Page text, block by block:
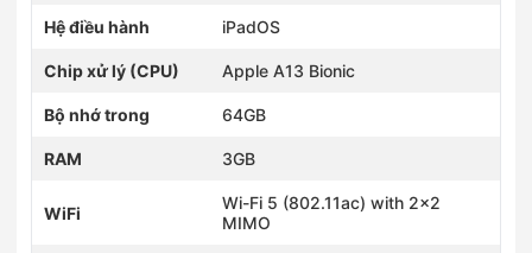
Hệ điều hành iPadOS
Chip xử lý (CPU) Apple A13 Bionic
Bộ nhớ trong 64GB
RAM 3GB
WiFi
Wi-Fi 5 (802.11ac) with 2x2
MIMO